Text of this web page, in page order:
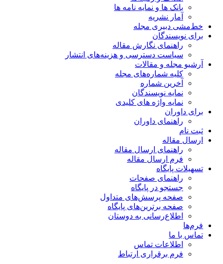
بانک ها و نمایه نامه ها
آمار نشریه
خط‌مشی دبیری مجله
برای نویسندگان
راهنمای نگارش مقاله
سیاست دسترسی و هزینه‌های انتشار
آرشیو مجله و مقالات
کلیه شماره‌های مجله
آخرین شماره
نمایه نویسندگان
نمایه واژه های کلیدی
برای داوران
راهنمای داوران
ثبت نام
ارسال مقاله
راهنمای ارسال مقاله
فرم ارسال مقاله
تسهیلات پایگاه
راهنمای صفحات
جستجو در پایگاه
صفحه پرسش‌های متداول
صفحه برترین‌های پایگاه
اطلاع‌رسانی به دوستان
فرم‌ها
تماس با ما
اطلاعات تماس
فرم برقراری ارتباط